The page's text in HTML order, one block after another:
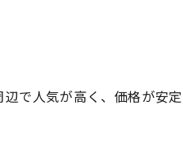
辺で人気が高く、価格が安